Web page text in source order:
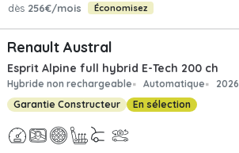
| FormatNumber ]] kms
dès 256€/mois Économisez
Renault Austral
Esprit Alpine full hybrid E-Tech 200 ch
Hybride non rechargeable Automatique 2026
Garantie Constructeur
En sélection